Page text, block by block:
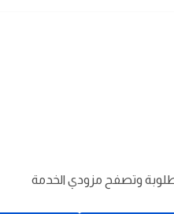
وتصفح مزودي الخدمة